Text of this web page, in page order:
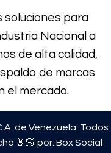
soluciones para
Nacional a
de alta calidad,
de marcas
el mercado.
de Venezuela. Todos
🤘🏻 por: Box Social